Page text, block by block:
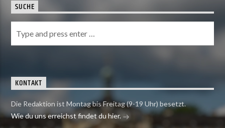
SUCHE
KONTAKT
Die Redaktion ist Montag bis Freitag (9-19 Uhr) besetzt.
Wie du uns erreichst findet du hier.